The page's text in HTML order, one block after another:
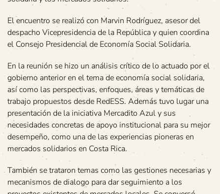
El encuentro se realizó con Marvin Rodríguez, asesor del
despacho Vicepresidencia de la República y quien coordina
el Consejo Presidencial de Economía Social Solidaria.
En la reunión se hizo un análisis crítico de lo actuado por el
gobierno anterior en el tema de economía social solidaria,
así como las perspectivas, enfoques, áreas y temáticas de
trabajo propuestos desde RedESS. Además tuvo lugar una
presentación de la iniciativa Mercadito Azul y sus
necesidades concretas de apoyo institucional para su mejor
desempeño, como una de las experiencias pioneras en
mercados solidarios en Costa Rica.
También se trataron temas como las gestiones necesarias y
mecanismos de dialogo para dar seguimiento a los